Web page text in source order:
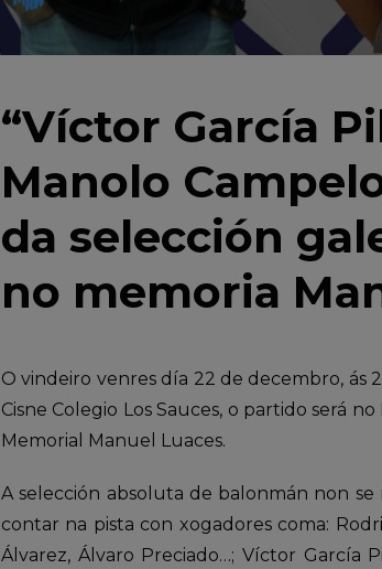
“Víctor García
Manolo
da selección
no memoria
O vindeiro venres día 22 de decembro,
Cisne Colegio Los Sauces, o partido será
Memorial Manuel Luaces.
A selección absoluta de balonmán non
contar na pista con xogadores coma:
Álvarez, Álvaro Preciado…; Víctor García